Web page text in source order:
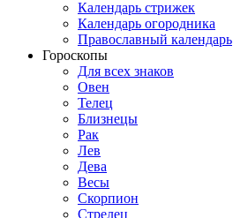
Календарь стрижек
Календарь огородника
Православный календарь
Гороскопы
Для всех знаков
Овен
Телец
Близнецы
Рак
Лев
Дева
Весы
Скорпион
Стрелец